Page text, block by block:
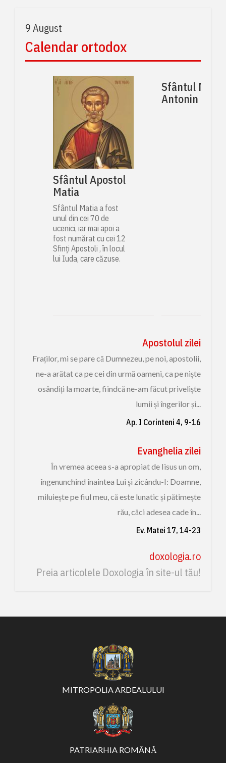
9 August
Calendar ortodox
Sfântul Apostol
Matia
Sfântul Matia a fost
unul din cei 70 de
ucenici, iar mai apoi a
fost numărat cu cei 12
Sfinți Apostoli , în locul
lui Iuda, care căzuse.
Sfântul
Antonin
Apostolul zilei
Fraților, mi se pare că Dumnezeu, pe noi, apostolii,
ne-a arătat ca pe cei din urmă oameni, ca pe niște
osândiți la moarte, fiindcă ne-am făcut priveliște
lumii și îngerilor și...
Ap. I Corinteni 4, 9-16
Evanghelia zilei
În vremea aceea s-a apropiat de Iisus un om,
îngenunchind înaintea Lui și zicându-I: Doamne,
miluiește pe fiul meu, că este lunatic și pătimește
rău, căci adesea cade în...
Ev. Matei 17, 14-23
doxologia.ro
Preia articolele Doxologia în site-ul tău!
MITROPOLIA ARDEALULUI
PATRIARHIA ROMÂNĂ